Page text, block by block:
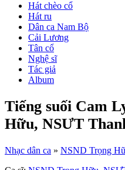
Hát chèo cổ
Hát ru
Dân ca Nam Bộ
Cải Lương
Tân cổ
Nghệ sĩ
Tác giả
Album
Tiếng suối Cam
Hữu, NSƯT
Nhạc dân ca » NSND Trọng